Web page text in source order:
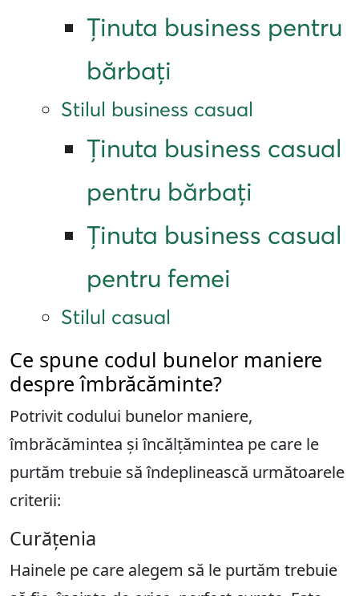
Ținuta business pentru
bărbați
Stilul business casual
Ținuta business casual
pentru bărbați
Ținuta business casual
pentru femei
Stilul casual
Ce spune codul bunelor maniere
despre îmbrăcăminte?
Potrivit codului bunelor maniere,
îmbrăcămintea și încălțămintea pe care le
purtăm trebuie să îndeplinească următoarele
criterii:
Curățenia
Hainele pe care alegem să le purtăm trebuie